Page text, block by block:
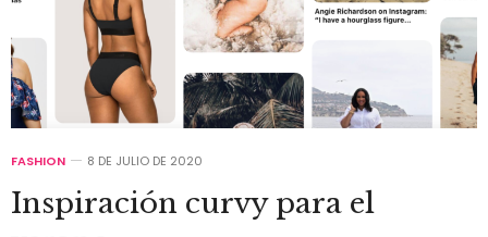
FASHION 8 DE JULIO DE 2020
Inspiración curvy para el